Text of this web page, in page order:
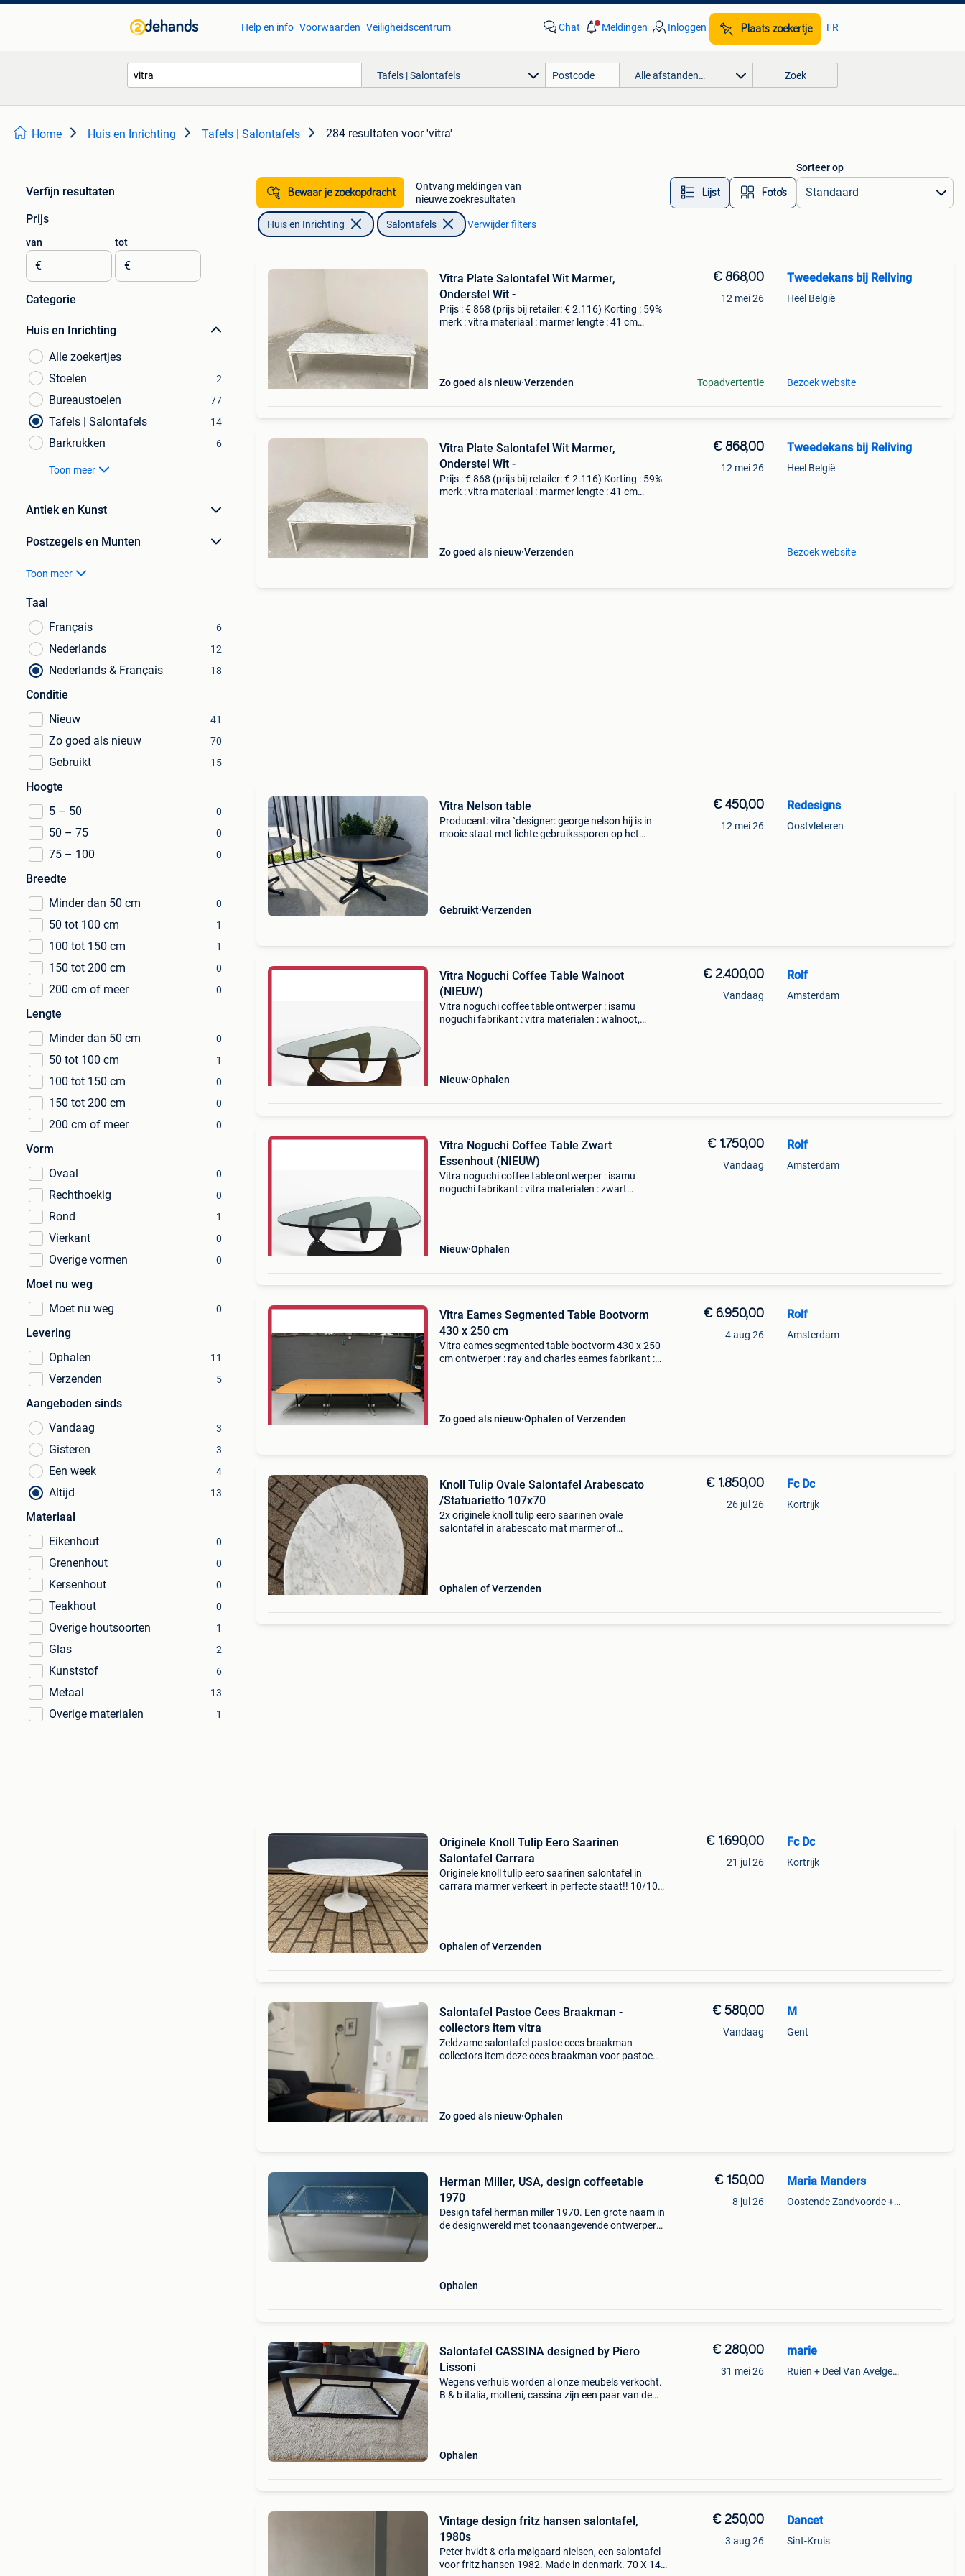
Help en info Voorwaarden Veiligheidscentrum Chat Meldingen Inloggen Plaats zoekertje FR
Tafels | Salontafels Alle afstanden… Zoek
Home Huis en Inrichting Tafels | Salontafels 284 resultaten voor 'vitra'
Verfijn resultaten
Prijs
van
€
tot
€
Categorie
Huis en Inrichting
Alle zoekertjes
Stoelen
2
Bureaustoelen 77
Tafels | Salontafels 14
Barkrukken 6
Toon meer
Antiek en Kunst
Postzegels en Munten
Toon meer
Taal
Français
6
Nederlands 12
Nederlands & Français 18
Conditie
Nieuw
41
Zo goed als nieuw 70
Gebruikt 15
Hoogte
5 – 50
0
50 – 75 0
75 – 100 0
Breedte
Minder dan 50 cm
0
50 tot 100 cm 1
100 tot 150 cm 1
150 tot 200 cm 0
200 cm of meer 0
Lengte
Minder dan 50 cm
0
50 tot 100 cm 1
100 tot 150 cm 0
150 tot 200 cm 0
200 cm of meer 0
Vorm
Ovaal
0
Rechthoekig 0
Rond 1
Vierkant 0
Overige vormen 0
Moet nu weg
Moet nu weg
0
Levering
Ophalen
11
Verzenden 5
Aangeboden sinds
Vandaag
3
Gisteren 3
Een week 4
Altijd 13
Materiaal
Eikenhout
0
Grenenhout 0
Kersenhout 0
Teakhout 0
Overige houtsoorten 1
Glas 2
Kunststof 6
Metaal 13
Overige materialen 1
Bewaar je zoekopdracht
Ontvang meldingen van
nieuwe zoekresultaten
Lijst Foto’s
Sorteer op
Huis en Inrichting Salontafels Verwijder filters
Vitra Plate Salontafel Wit Marmer,
Onderstel Wit -
Prijs : € 868 (prijs bij retailer: € 2.116) Korting : 59%
merk : vitra materiaal : marmer lengte : 41 cm
Zo goed als nieuw Verzenden
€ 868,00
12 mei 26
Topadvertentie
Tweedekans bij Reliving
Heel België
Bezoek website
Vitra Plate Salontafel Wit Marmer,
Onderstel Wit -
Prijs : € 868 (prijs bij retailer: € 2.116) Korting : 59%
merk : vitra materiaal : marmer lengte : 41 cm
Zo goed als nieuw Verzenden
€ 868,00
12 mei 26
Tweedekans bij Reliving
Heel België
Bezoek website
Vitra Nelson table
Producent: vitra `designer: george nelson hij is in
mooie staat met lichte gebruikssporen op het
Gebruikt Verzenden
€ 450,00
12 mei 26
Redesigns
Oostvleteren
Vitra Noguchi Coffee Table Walnoot
(NIEUW)
Vitra noguchi coffee table ontwerper : isamu
noguchi fabrikant : vitra materialen : walnoot,
Nieuw Ophalen
€ 2.400,00
Vandaag
Rolf
Amsterdam
Vitra Noguchi Coffee Table Zwart
Essenhout (NIEUW)
Vitra noguchi coffee table ontwerper : isamu
noguchi fabrikant : vitra materialen : zwart
Nieuw Ophalen
€ 1.750,00
Vandaag
Rolf
Amsterdam
Vitra Eames Segmented Table Bootvorm
430 x 250 cm
Vitra eames segmented table bootvorm 430 x 250
cm ontwerper : ray and charles eames fabrikant :
Zo goed als nieuw Ophalen of Verzenden
€ 6.950,00
4 aug 26
Rolf
Amsterdam
Knoll Tulip Ovale Salontafel Arabescato
/Statuarietto 107x70
2x originele knoll tulip eero saarinen ovale
salontafel in arabescato mat marmer of
Ophalen of Verzenden
€ 1.850,00
26 jul 26
Fc Dc
Kortrijk
Originele Knoll Tulip Eero Saarinen
Salontafel Carrara
Originele knoll tulip eero saarinen salontafel in
carrara marmer verkeert in perfecte staat!! 10/10
Ophalen of Verzenden
€ 1.690,00
21 jul 26
Fc Dc
Kortrijk
Salontafel Pastoe Cees Braakman -
collectors item vitra
Zeldzame salontafel pastoe cees braakman
collectors item deze cees braakman voor pastoe
Zo goed als nieuw Ophalen
€ 580,00
Vandaag
M
Gent
Herman Miller, USA, design coffeetable
1970
Design tafel herman miller 1970. Een grote naam in
de designwereld met toonaangevende ontwerpers.
Ophalen
€ 150,00
8 jul 26
Maria Manders
Oostende Zandvoorde +Oostende
Salontafel CASSINA designed by Piero
Lissoni
Wegens verhuis worden al onze meubels verkocht.
B & b italia, molteni, cassina zijn een paar van de
Ophalen
€ 280,00
31 mei 26
marie
Ruien + Deel Van Avelgem En Waarmaarde
Vintage design fritz hansen salontafel,
1980s
Peter hvidt & orla mølgaard nielsen, een salontafel
voor fritz hansen 1982. Made in denmark. 70 X 140
€ 250,00
3 aug 26
Dancet
Sint-Kruis